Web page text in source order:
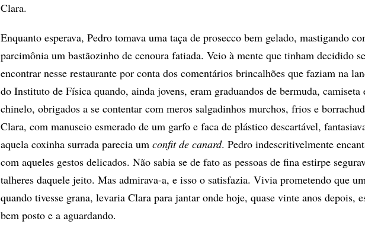
Clara.
Enquanto esperava, Pedro tomava uma taça de prosecco bem gelado, mastigando
parcimônia um bastãozinho de cenoura fatiada. Veio à mente que tinham decidido se
encontrar nesse restaurante por conta dos comentários brincalhões que faziam na
do Instituto de Física quando, ainda jovens, eram graduandos de bermuda, camiseta
chinelo, obrigados a se contentar com meros salgadinhos murchos, frios e
Clara, com manuseio esmerado de um garfo e faca de plástico descartável,
aquela coxinha surrada parecia um confit de canard. Pedro indescritivelmente
com aqueles gestos delicados. Não sabia se de fato as pessoas de fina estirpe
talheres daquele jeito. Mas admirava-a, e isso o satisfazia. Vivia prometendo que
quando tivesse grana, levaria Clara para jantar onde hoje, quase vinte anos depois,
bem posto e a aguardando.